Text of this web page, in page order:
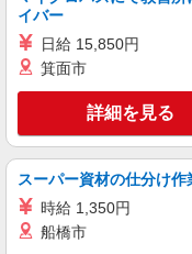
派遣社員
株式会社テクノ・サービ
製品
時
大
イバー
日給 15,850円
箕面市
詳細を見る
スーパー資材の仕分け作
時給 1,350円
船橋市